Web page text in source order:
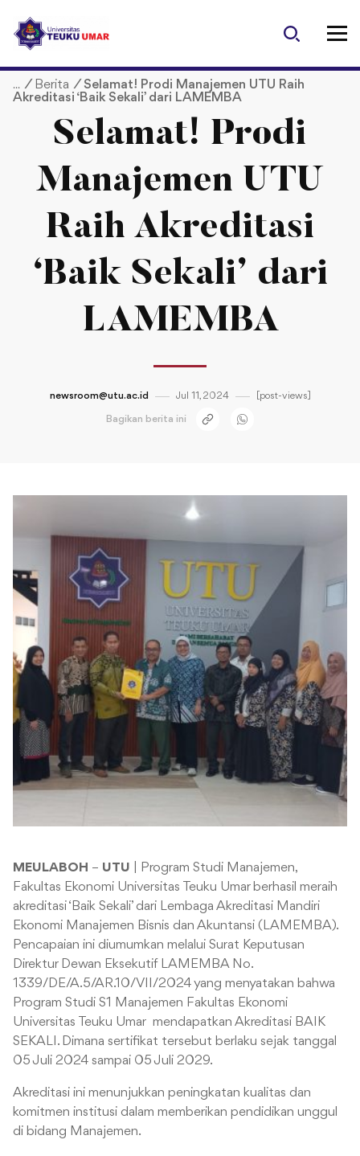
p
/ Berita / Selamat! Prodi Manajemen UTU Raih
Akreditasi ‘Baik Sekali’ dari LAMEMBA
Selamat! Prodi
Manajemen UTU
Raih Akreditasi
‘Baik Sekali’ dari
LAMEMBA
newsroom@utu.ac.id Jul 11, 2024 [post-views]
Bagikan berita ini
MEULABOH – UTU | Program Studi Manajemen,
Fakultas Ekonomi Universitas Teuku Umar berhasil meraih
akreditasi ‘Baik Sekali’ dari Lembaga Akreditasi Mandiri
Ekonomi Manajemen Bisnis dan Akuntansi (LAMEMBA).
Pencapaian ini diumumkan melalui Surat Keputusan
Direktur Dewan Eksekutif LAMEMBA No.
1339/DE/A.5/AR.10/VII/2024 yang menyatakan bahwa
Program Studi S1 Manajemen Fakultas Ekonomi
Universitas Teuku Umar mendapatkan Akreditasi BAIK
SEKALI. Dimana sertifikat tersebut berlaku sejak tanggal
05 Juli 2024 sampai 05 Juli 2029.
Akreditasi ini menunjukkan peningkatan kualitas dan
komitmen institusi dalam memberikan pendidikan unggul
di bidang Manajemen.